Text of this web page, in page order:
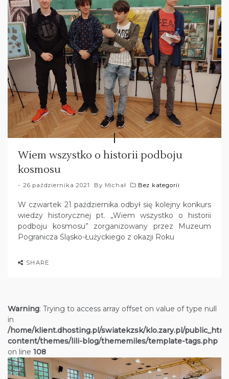
Wiem wszystko o historii podboju
kosmosu
26 października 2021 By Michał Bez kategorii
W czwartek 21 października odbył się kolejny konkurs
wiedzy historycznej pt. „Wiem wszystko o historii
podboju kosmosu” zorganizowany przez Muzeum
Pogranicza Śląsko-Łużyckiego z okazji Roku
SHARE
Warning: Trying to access array offset on value of type null
in
/home/klient.dhosting.pl/swiatekzsk/klo.zary.pl/
content/themes/lili-blog/thememiles/template-tags.php
on line 108